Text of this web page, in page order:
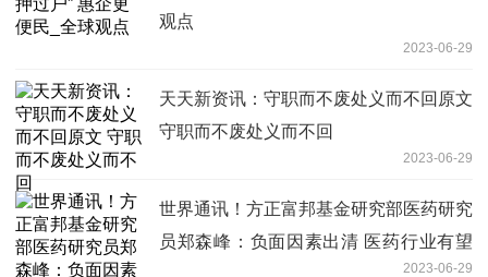
观点
2023-06-29
天天新资讯：守职而不废处义而不回原文
守职而不废处义而不回
2023-06-29
世界通讯！方正富邦基金研究部医药研究
员郑森峰：负面因素出清 医药行业有望
2023-06-29